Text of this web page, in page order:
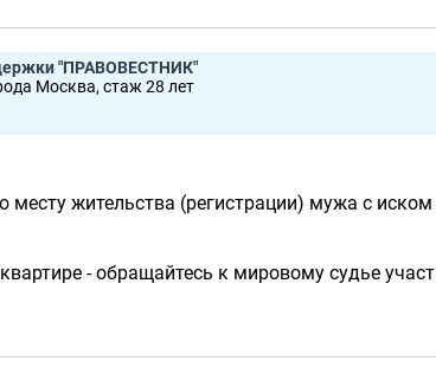
"ПРАВОВЕСТНИК"
Москва, стаж 28 лет
месту жительства (регистрации) мужа с иском
- обращайтесь к мировому судье